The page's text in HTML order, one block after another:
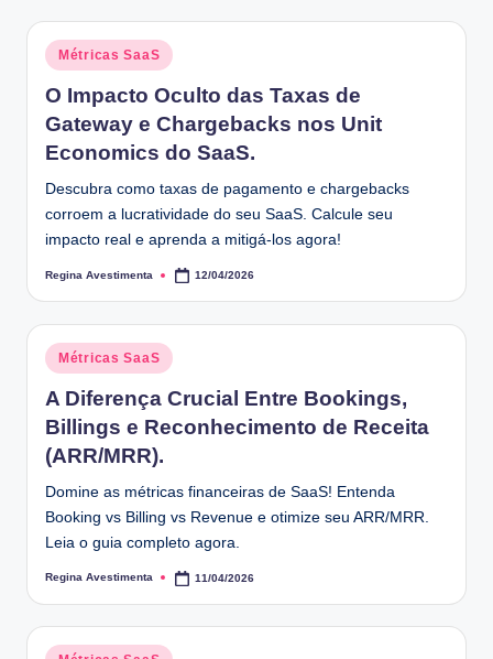
Posted
in
Métricas SaaS
O Impacto Oculto das Taxas de
Gateway e Chargebacks nos Unit
Economics do SaaS.
Descubra como taxas de pagamento e chargebacks
corroem a lucratividade do seu SaaS. Calcule seu
impacto real e aprenda a mitigá-los agora!
Posted
Regina Avestimenta 12/04/2026
Posted
in
Métricas SaaS
A Diferença Crucial Entre Bookings,
Billings e Reconhecimento de Receita
(ARR/MRR).
Domine as métricas financeiras de SaaS! Entenda
Booking vs Billing vs Revenue e otimize seu ARR/MRR.
Leia o guia completo agora.
Posted
Regina Avestimenta 11/04/2026